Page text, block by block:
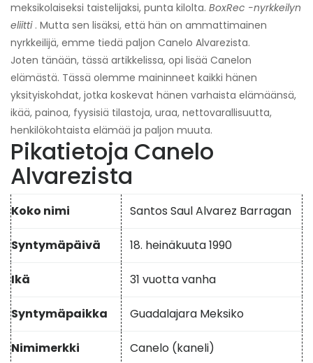
meksikolaiseksi taistelijaksi, punta kilolta. BoxRec -nyrkkeilyn
eliitti. Mutta sen lisäksi, että hän on ammattimainen
nyrkkeilijä, emme tiedä paljon Canelo Alvarezista.
Joten tänään, tässä artikkelissa, opi lisää Canelon
elämästä. Tässä olemme maininneet kaikki hänen
yksityiskohdat, jotka koskevat hänen varhaista elämäänsä,
ikää, painoa, fyysisiä tilastoja, uraa, nettovarallisuutta,
henkilökohtaista elämää ja paljon muuta.
Pikatietoja Canelo
Alvarezista
Koko nimi Santos Saul Alvarez Barragan
Syntymäpäivä 18. heinäkuuta 1990
Ikä 31 vuotta vanha
Syntymäpaikka Guadalajara Meksiko
Nimimerkki Canelo (kaneli)